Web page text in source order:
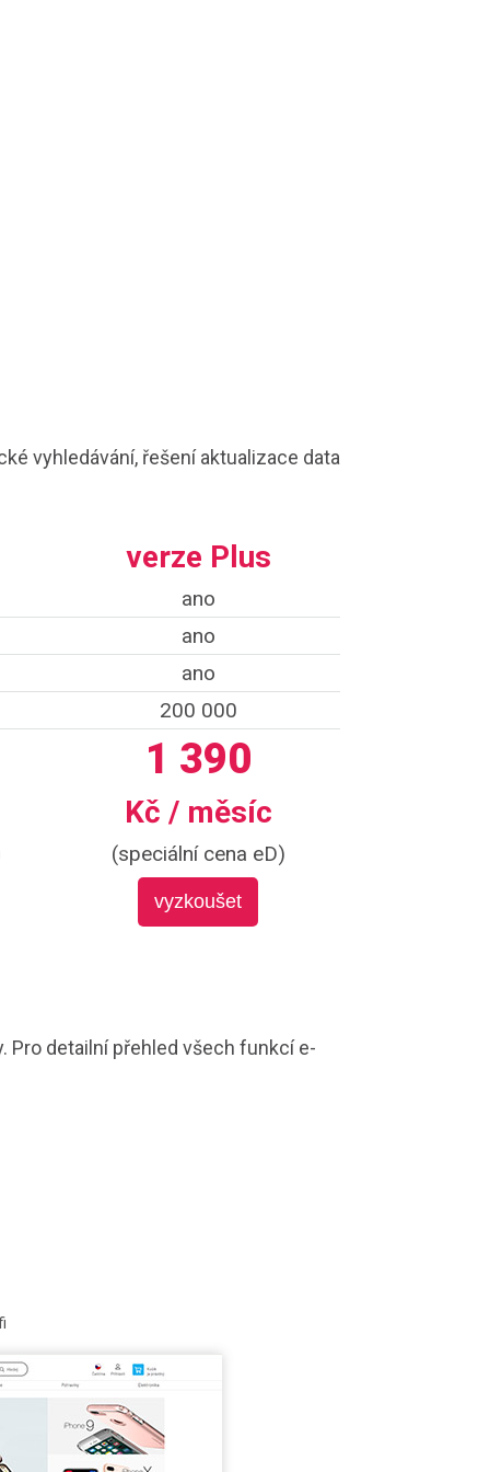
vyhledávání, řešení aktualizace data
verze Plus
ano
ano
ano
200 000
1 390
Kč / měsíc
(speciální cena eD)
vyzkoušet
Pro detailní přehled všech funkcí e-